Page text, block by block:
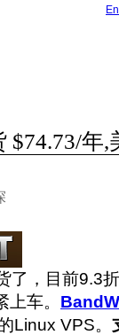
$74.73/年
了，目前9.3
车。
Linux VPS。